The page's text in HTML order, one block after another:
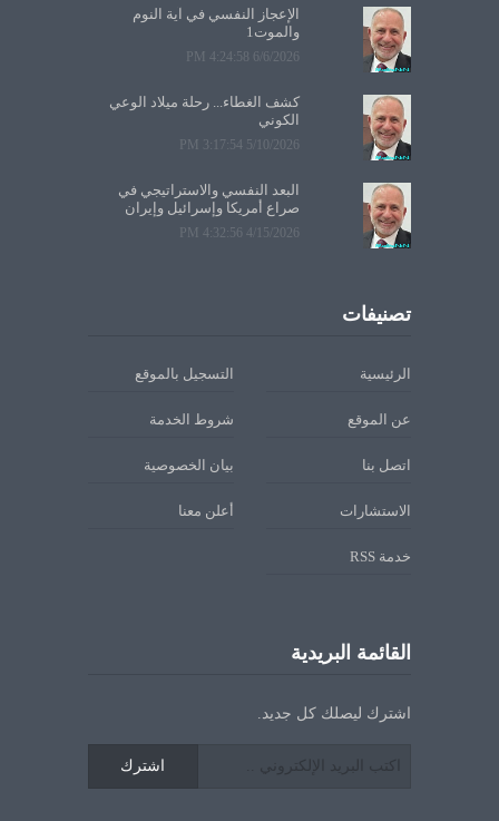
الإعجاز النفسي في آية النوم
والموت1
6/6/2026 4:24:58 PM
كشف الغطاء... رحلة ميلاد الوعي
الكوني
5/10/2026 3:17:54 PM
البعد النفسي والاستراتيجي في
صراع أمريكا وإسرائيل وإيران
4/15/2026 4:32:56 PM
تصنيفات
الرئيسية التسجيل بالموقع
عن الموقع شروط الخدمة
اتصل بنا بيان الخصوصية
الاستشارات أعلن معنا
خدمة RSS
القائمة البريدية
اشترك ليصلك كل جديد.
اشترك